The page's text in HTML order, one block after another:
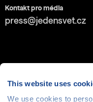
This website uses
We use cookies to
Kontakt pro média
press@jedensvet.cz